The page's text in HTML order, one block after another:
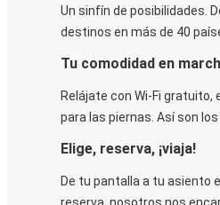
Un sinfín de posibilidades.
destinos en más de 40
Tu comodidad en
Relájate con Wi-Fi
para las piernas. Así son
Elige, reserva, ¡viaja!
De tu pantalla a tu asiento